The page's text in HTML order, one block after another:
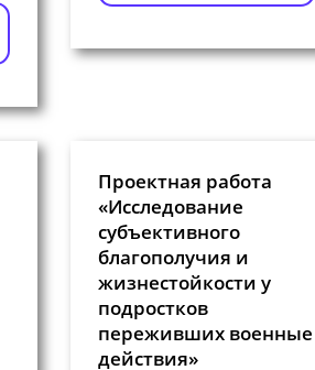
Проектная работа
«Исследование
субъективного
благополучия и
жизнестойкости у
подростков
переживших военные
действия»